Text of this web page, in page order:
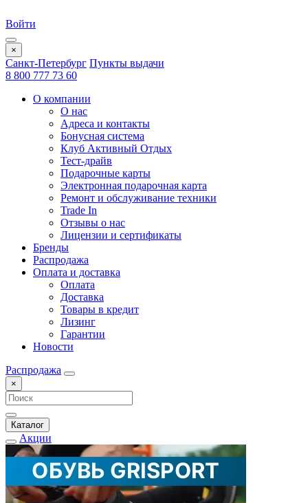
Войти
×
Санкт-Петербург Пункты выдачи
8 800 777 73 60
О компании
О нас
Адреса и контакты
Бонусная система
Клуб Активный Отдых
Тест-драйв
Подарочные карты
Электронная подарочная карта
Ремонт и обслуживание техники
Trade In
Отзывы о нас
Лицензии и сертификаты
Бренды
Распродажа
Оплата и доставка
Оплата
Доставка
Товары в кредит
Лизинг
Гарантии
Новости
Распродажа
×
Каталог
Акции